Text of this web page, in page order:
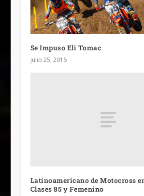
Se Impuso Eli Tomac
julio 25, 2016
Latinoamericano de Motocross
Clases 85 y Femenino